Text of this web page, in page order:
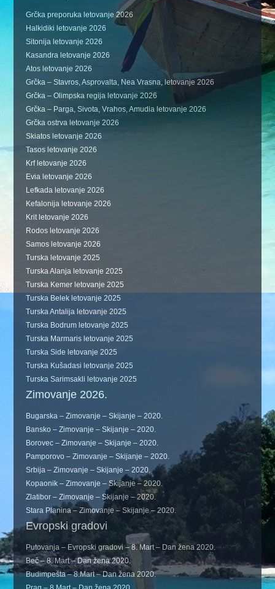
Grčka preporuka letovanje 2026
Halkidiki letovanje 2026
Sitonija letovanje 2026
Kasandra letovanje 2026
Atos letovanje 2026
Grčka – Stavros, Asprovalta, Nea Vrasna, letovanje 2026
Grčka – Olimpska regija letovanje 2026
Grčka – Parga, Sivota, Vrahos, Amudia letovanje 2026
Grčka ostrva letovanje 2026
Skiatos letovanje 2026
Tasos letovanje 2026
Krf letovanje 2026
Evia letovanje 2026
Lefkada letovanje 2026
Kefalonija letovanje 2026
Krit letovanje 2026
Rodos letovanje 2026
Samos letovanje 2026
Turska letovanje 2025
Turska Alanja letovanje 2025
Turska Kemer letovanje 2025
Turska Belek letovanje 2025
Turska Antalija letovanje 2025
Turska Bodrum letovanje 2025
Turska Marmaris letovanje 2025
Turska Side letovanje 2025
Turska Kušadasi letovanje 2025
Turska Sarimsakli letovanje 2025
Zimovanje 2026.
Bugarska – Zimovanje – Skijanje – 2020.
Bansko – Zimovanje – Skijanje – 2020.
Borovec – Zimovanje – Skijanje – 2020.
Pamporovo – Zimovanje – Skijanje – 2020.
Srbija – Zimovanje – Skijanje – 2020.
Kopaonik – Zimovanje – Skijanje – 2020.
Zlatibor – Zimovanje – Skijanje – 2020.
Stara Planina – Zimovanje – Skijanje – 2020.
Evropski gradovi
Putovanja – Evropski gradovi – 8. Mart – Dan žena 2020.
Beč – 8. Mart – Dan žena 2020.
Budimpešta – 8.Mart – Dan žena 2020.